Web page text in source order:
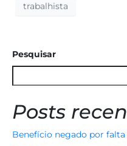
trabalhista
Pesquisar
Posts
Benefício negado por falta